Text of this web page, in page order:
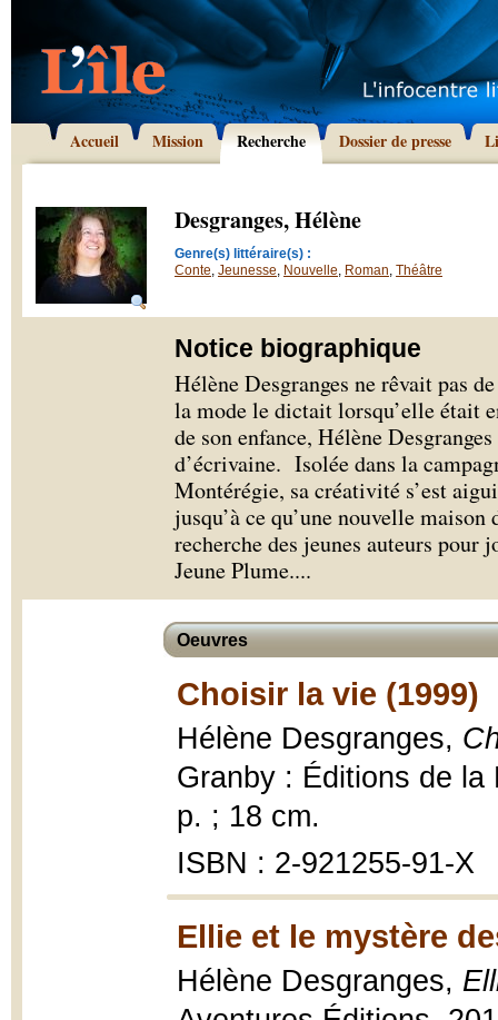
Accueil Mission Recherche Dossier de presse
Desgranges, Hélène
Genre(s) littéraire(s) :
Conte, Jeunesse, Nouvelle, Roman, Théâtre
Notice biographique
Hélène Desgranges ne rêvait pas
la mode le dictait lorsqu’elle était
de son enfance, Hélène
d’écrivaine. Isolée dans la
Montérégie, sa créativité s’est
jusqu’à ce qu’une nouvelle
recherche des jeunes auteurs pour
Jeune Plume....
Oeuvres
Choisir la vie (1999)
Hélène Desgranges,
Granby : Éditions de
p. ; 18 cm.
ISBN : 2-921255-91-X
Ellie et le mystère
Hélène Desgranges,